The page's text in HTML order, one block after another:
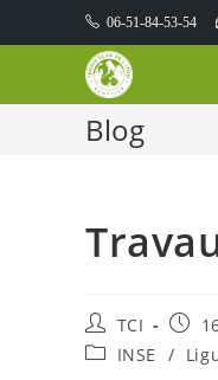
to
06-51-84-53-54
Blog
Auteur/autrice
de
la
TCI
PostINSE /